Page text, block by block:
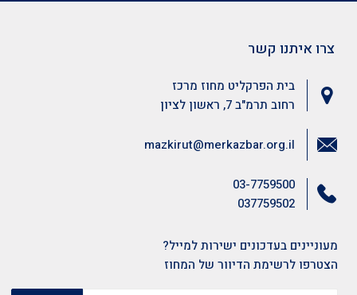
צרו איתנו קשר
בית הפרקליט מחוז מרכז
רחוב תרמ"ב 7, ראשון לציון
03-7759500
037759502
mazkirut@merkazbar.org.il
מעוניינים בעדכונים ישירות למייל?
הצטרפו לרשימת הדיוור של המחוז